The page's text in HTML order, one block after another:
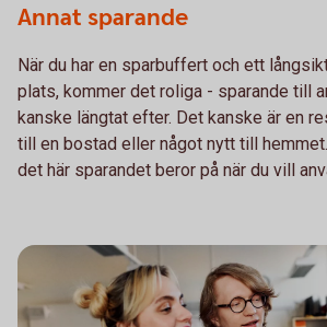
Annat sparande
När du har en sparbuffert och ett
plats, kommer det roliga - sparande till
kanske längtat efter. Det kanske är en
till en bostad eller något nytt till
det här sparandet beror på när du vill